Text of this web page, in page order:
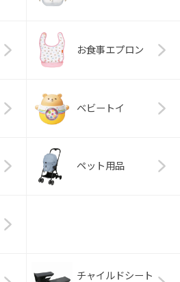
お食事エプロン
ベビートイ
ペット用品
チャイルドシート